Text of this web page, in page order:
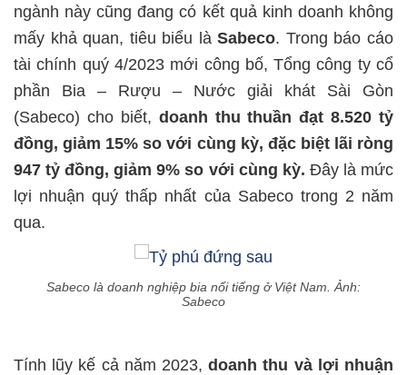
ngành này cũng đang có kết quả kinh doanh không
mấy khả quan, tiêu biểu làSabeco. Trong báo cáo
tài chính quý 4/2023 mới công bố, Tổng công ty cổ
phần Bia – Rượu – Nước giải khát Sài Gòn
(Sabeco) cho biết, doanh thu thuần đạt 8.520 tỷ
đồng, giảm 15% so với cùng kỳ, đặc biệt lãi ròng
947 tỷ đồng, giảm 9% so với cùng kỳ. Đây là mức
lợi nhuận quý thấp nhất của Sabeco trong 2 năm
qua.
Sabeco là doanh nghiệp bia nổi tiếng ở Việt Nam. Ảnh:
Sabeco
Tính lũy kế cả năm 2023,doanh thu và lợi nhuận